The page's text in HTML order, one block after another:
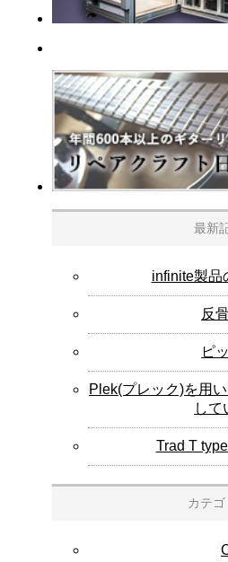
最新
infinite製品
反
ピ
Plek(プレック)を用
して
Trad T
カテ